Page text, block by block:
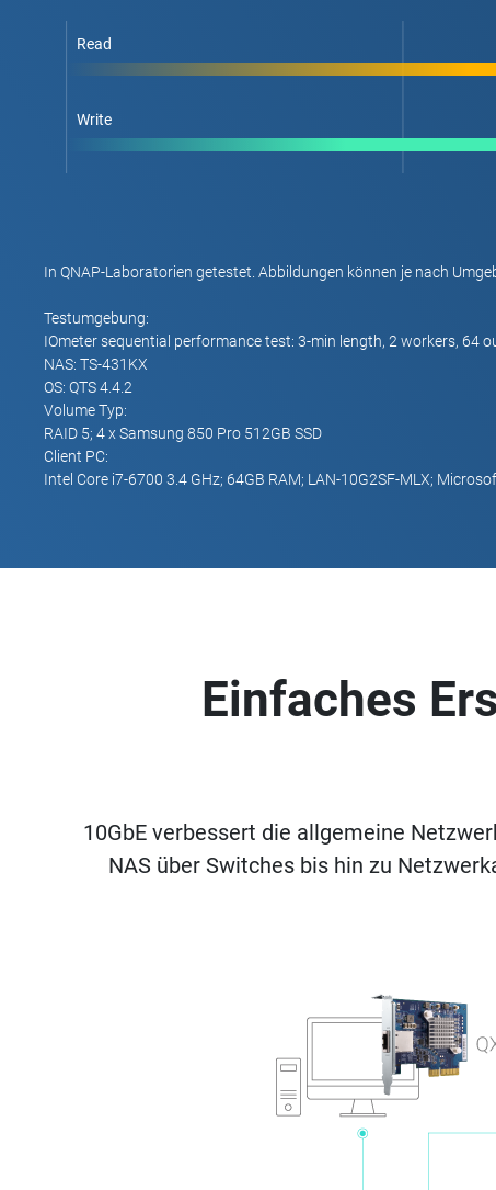
Read
Write
In QNAP-Laboratorien getestet. Abbildungen können je nach
Testumgebung:
IOmeter sequential performance test: 3-min length, 2 workers, 64
NAS: TS-431KX
OS: QTS 4.4.2
Volume Typ:
RAID 5; 4 x Samsung 850 Pro 512GB SSD
Client PC:
Intel Core i7-6700 3.4 GHz; 64GB RAM; LAN-10G2SF-MLX;
Einfaches
10GbE verbessert die allgemeine
NAS über Switches bis hin zu